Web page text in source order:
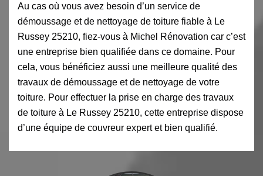
Au cas où vous avez besoin d’un service de
démoussage et de nettoyage de toiture fiable à Le
Russey 25210, fiez-vous à Michel Rénovation car c’est
une entreprise bien qualifiée dans ce domaine. Pour
cela, vous bénéficiez aussi une meilleure qualité des
travaux de démoussage et de nettoyage de votre
toiture. Pour effectuer la prise en charge des travaux
de toiture à Le Russey 25210, cette entreprise dispose
d’une équipe de couvreur expert et bien qualifié.